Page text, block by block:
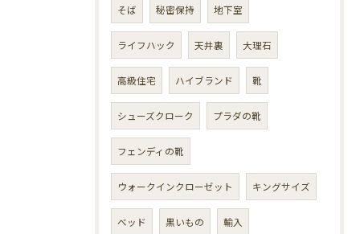
そば 秘密保持 地下室
ライフハック 天井裏 大理石
高級住宅 ハイブランド 靴
シューズクローク プラダの靴
フェンディの靴
ウォークインクローゼット キングサイズ
ベッド 黒いもの 輸入